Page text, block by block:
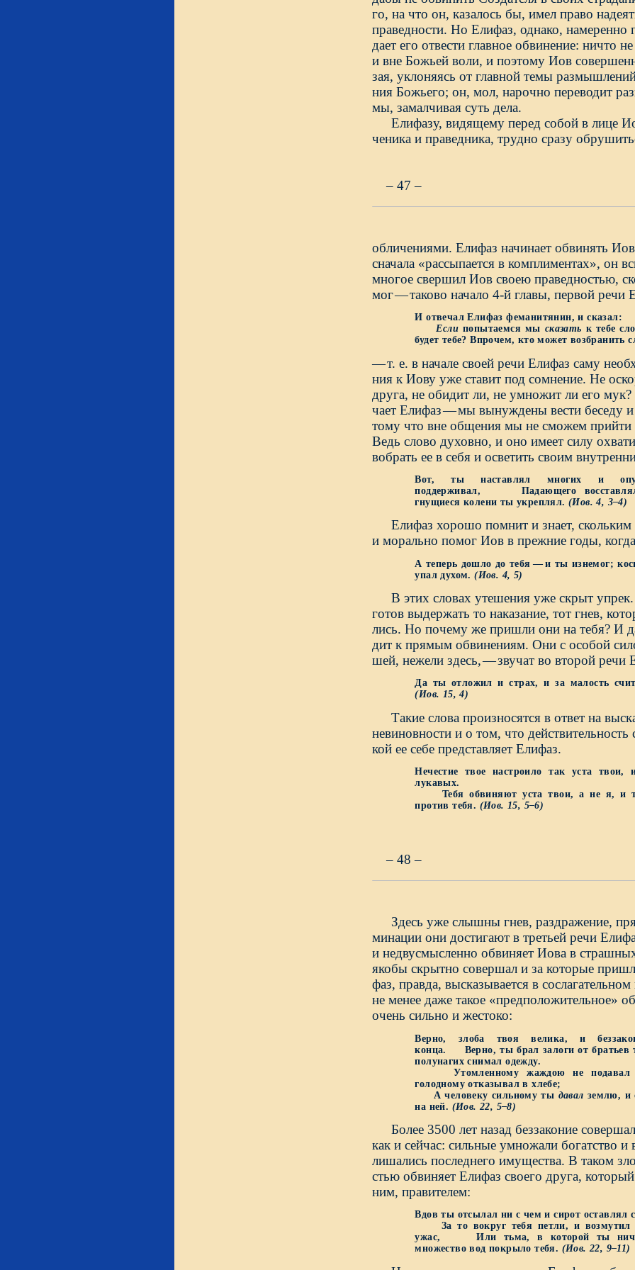
го, на что он, казалось бы, имел право
праведности. Но Елифаз, однако,
дает его отвести главное обвинение: ничто
и вне Божьей воли, и поэтому Иов
зая, уклоняясь от главной темы
ния Божьего; он, мол, нарочно переводит
мы, замалчивая суть дела.
Елифазу, видящему перед собой в лице
ченика и праведника, трудно сразу
– 47 –
обличениями. Елифаз начинает обвинять
сначала «рассыпается в комплиментах», он
многое свершил Иов своею праведностью,
мог—таково начало 4-й главы, первой речи
И отвечал Елифаз феманитянин, и сказал:
Еслипопытаемся мы сказать к тебе
будет тебе? Впрочем, кто может возбранить
—т. е. в начале своей речи Елифаз саму
ния к Иову уже ставит под сомнение. Не
друга, не обидит ли, не умножит ли его
чает Елифаз—мы вынуждены вести беседу
тому что вне общения мы не сможем
Ведь слово духовно, и оно имеет силу
вобрать ее в себя и осветить своим
Вот, ты наставлял многих и
поддерживал, Падающего
гнущиеся колени ты укреплял. (Иов. 4, 3–4)
Елифаз хорошо помнит и знает,
и морально помог Иов в прежние годы,
А теперь дошло до тебя — и ты изнемог;
упал духом.(Иов. 4, 5)
В этих словах утешения уже скрыт
готов выдержать то наказание, тот гнев,
лись. Но почему же пришли они на тебя? И
дит к прямым обвинениям. Они с особой
шей, нежели здесь,—звучат во второй речи
Да ты отложил и страх, и за малость
(Иов. 15, 4)
Такие слова произносятся в ответ на
невиновности и о том, что действительность
кой ее себе представляет Елифаз.
Нечестие твое настроило так уста
лукавых.
Тебя обвиняют уста твои, а не я, и
против тебя. (Иов. 15, 5–6)
– 48 –
Здесь уже слышны гнев, раздражение,
минации они достигают в третьей речи
и недвусмысленно обвиняет Иова в
якобы скрытно совершал и за которые
фаз, правда, высказывается в
не менее даже такое «предположительное»
очень сильно и жестоко:
Верно, злоба твоя велика, и
конца. Верно, ты брал залоги от братьев
полунагих снимал одежду.
Утомленному жаждою не подавал
голодному отказывал в хлебе;
А человеку сильному ты давал землю, и
на ней. (Иов. 22, 5–8)
Более 3500 лет назад беззаконие
как и сейчас: сильные умножали богатство и
лишались последнего имущества. В таком
стью обвиняет Елифаз своего друга,
ним, правителем:
Вдов ты отсылал ни с чем и сирот оставлял
За то вокруг тебя петли, и возмутил
ужас, Или тьма, в которой ты
множество вод покрыло тебя. (Иов. 22, 9–11)